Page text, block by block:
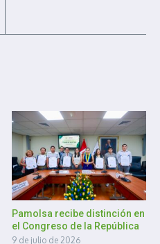
Pamolsa recibe distinción en
el Congreso de la República
9 de julio de 2026